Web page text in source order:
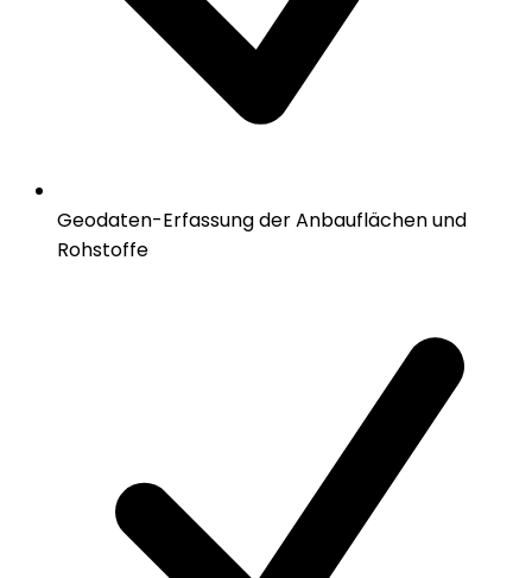
Geodaten-Erfassung der Anbauflächen und
Rohstoffe